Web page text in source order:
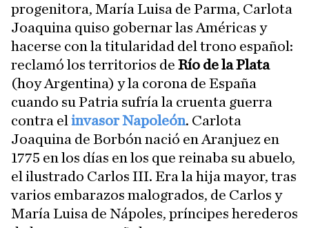
progenitora, María Luisa de Parma, Carlota
Joaquina quiso gobernar las Américas y
hacerse con la titularidad del trono español:
reclamó los territorios de Río de la Plata
(hoy Argentina) y la corona de España
cuando su Patria sufría la cruenta guerra
contra el invasor Napoleón. Carlota
Joaquina de Borbón nació en Aranjuez en
1775 en los días en los que reinaba su abuelo,
el ilustrado Carlos III. Era la hija mayor, tras
varios embarazos malogrados, de Carlos y
María Luisa de Nápoles, príncipes herederos